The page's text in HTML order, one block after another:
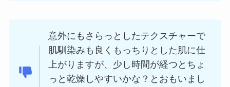
意外にもさらっとしたテクスチャーで
肌馴染みも良くもっちりとした肌に仕
上がりますが、少し時間が経つとちょ
っと乾燥しやすいかな？とおもいまし